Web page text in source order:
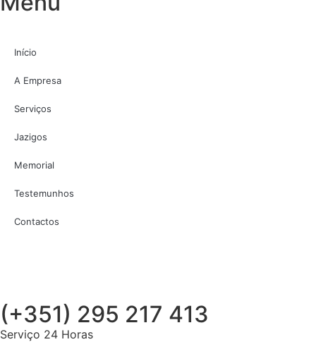
Início
A Empresa
Serviços
Jazigos
Memorial
Testemunhos
Contactos
(+351) 295 217 413
Serviço 24 Horas